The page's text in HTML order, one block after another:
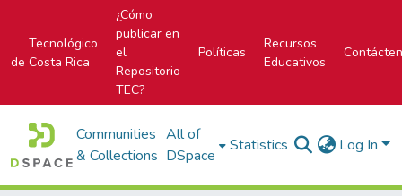
Tecnológico
de Costa Rica
¿Cómo
publicar en
el
Repositorio
TEC?
Políticas
Recursos
Educativos
Communities
& Collections
All of
DSpace
Statistics Log In